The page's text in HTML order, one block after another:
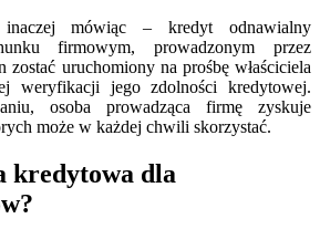
mówiąc – kredyt odnawialny
firmowym, prowadzonym przez
zostać uruchomiony na prośbę właściciela
weryfikacji jego zdolności kredytowej.
osoba prowadząca firmę zyskuje
może w każdej chwili skorzystać.
kredytowa dla